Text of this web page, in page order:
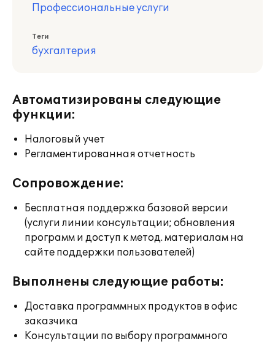
Профессиональные услуги
Теги
бухгалтерия
Автоматизированы следующие
функции:
Налоговый учет
Регламентированная отчетность
Сопровождение:
Бесплатная поддержка базовой версии
(услуги линии консультации; обновления
программ и доступ к метод. материалам на
сайте поддержки пользователей)
Выполнены следующие работы:
Доставка программных продуктов в офис
заказчика
Консультации по выбору программного